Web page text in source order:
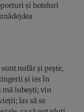
și hoteluri
nufăr și pește,
și ies în
mă iubești; vin
las să se